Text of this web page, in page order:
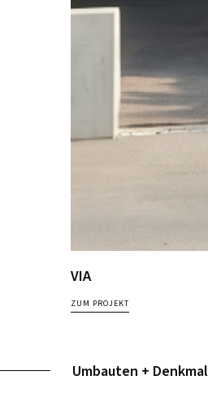
VIA
ZUM PROJEKT
Umbauten + Denkmal